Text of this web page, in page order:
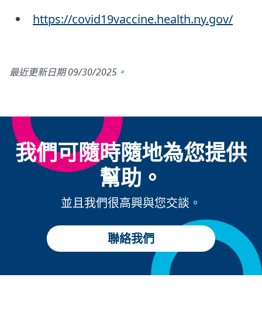
https://covid19vaccine.health.ny.gov/
最近更新日期 09/30/2025。
我們可隨時隨地為您提供
幫助。
並且我們很高興與您交談。
聯絡我們